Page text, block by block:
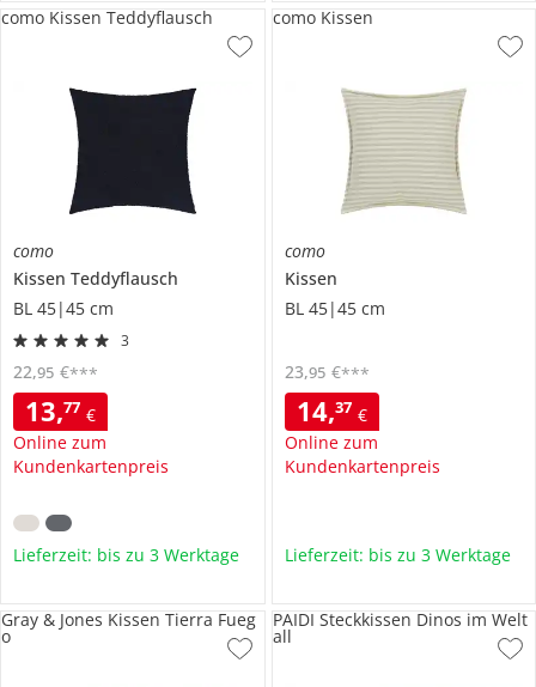
como
Kissen Teddyflausch
BL 45|45 cm
3
13,77 €
Online zum
Kundenkartenpreis
22,95 €***
como Kissen Teddyflausch
Lieferzeit: bis zu 3 Werktage
como
Kissen
BL 45|45 cm
14,37 €
Online zum
Kundenkartenpreis
23,95 €***
como Kissen
Lieferzeit: bis zu 3 Werktage
Gray & Jones Kissen Tierra Fueg
o
PAIDI Steckkissen Dinos im Welt
all